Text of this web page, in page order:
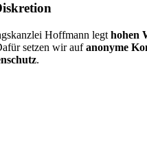
Hoffmann legt hohen
setzen wir aufanonyme
.